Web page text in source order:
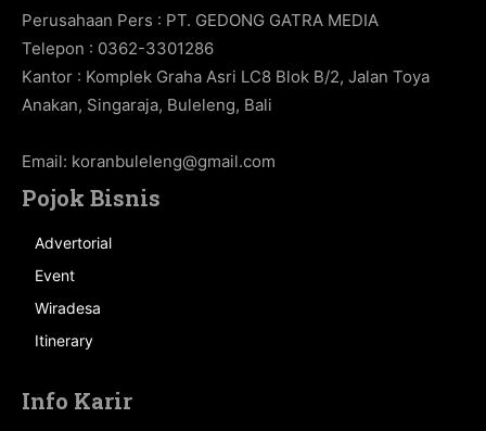
Perusahaan Pers : PT. GEDONG GATRA MEDIA
Telepon : 0362-3301286
Kantor : Komplek Graha Asri LC8 Blok B/2, Jalan Toya
Anakan, Singaraja, Buleleng, Bali
Email: koranbuleleng@gmail.com
Pojok Bisnis
Advertorial
Event
Wiradesa
Itinerary
Info Karir